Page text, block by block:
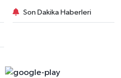
Son Dakika Haberleri